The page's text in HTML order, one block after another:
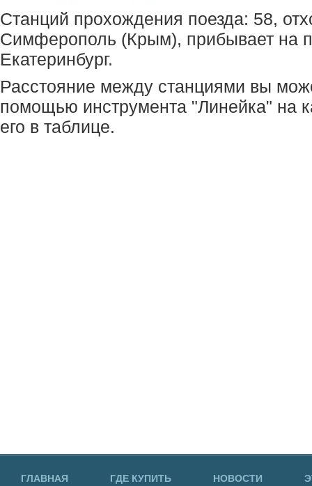
Станций прохождения поезда: 58,
Симферополь (Крым), прибывает на
Екатеринбург.
Расстояние между станциями вы
помощью инструмента "Линейка" на
его в таблице.
ГЛАВНАЯ ГДЕ КУПИТЬ НОВОСТИ